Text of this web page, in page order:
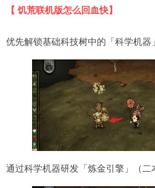
【 饥荒联机版怎么回血快】
优先解锁基础科技树中的「科学机器
通过科学机器研发「炼金引擎」（二